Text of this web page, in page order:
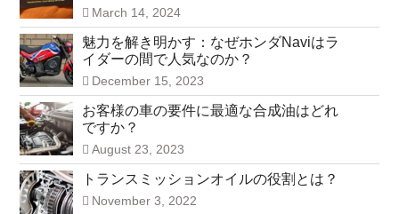
March 14, 2024
魅力を解き明かす：なぜホンダNaviはラ
イダーの間で人気なのか？
December 15, 2023
お客様の車の要件に最適な合成油はどれ
ですか？
August 23, 2023
トランスミッションオイルの役割とは？
November 3, 2022